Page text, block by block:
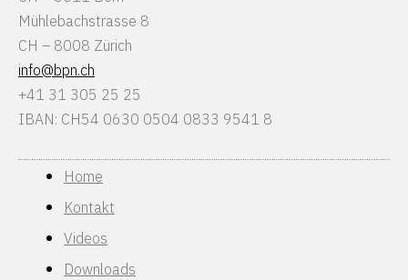
Mühlebachstrasse 8
CH – 8008 Zürich
info@bpn.ch
+41 31 305 25 25
IBAN: CH54 0630 0504 0833 9541 8
Home
Kontakt
Videos
Downloads